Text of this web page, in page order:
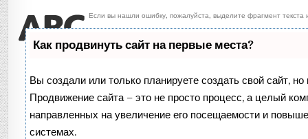
Если вы нашли ошибку, пожалуйста, выделите фрагмент
Как продвинуть сайт на первые места?
Вы создали или только планируете создать свой сайт, но
Продвижение сайта – это не просто процесс, а целый
направленных на увеличение его посещаемости и
системах.